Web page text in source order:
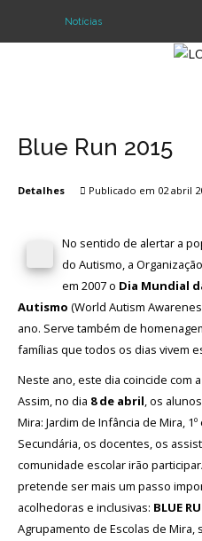
Register
Agrupamento
Oferta
Notícias
Projetos
Contactos
Avaliação
Notícias
Blue Run 2015
Detalhes Publicado em 02 abril
No sentido de alertar a
do Autismo, a
em 2007 o Dia Mundial
Autismo (World Autism
ano. Serve também de
famílias que todos os dias vivem
Neste ano, este dia coincide com
Assim, no dia 8 de abril, os
Mira: Jardim de Infância de Mira, 1º
Secundária, os docentes, os
comunidade escolar irão
pretende ser mais um passo
acolhedoras e inclusivas: BLUE
Agrupamento de Escolas de